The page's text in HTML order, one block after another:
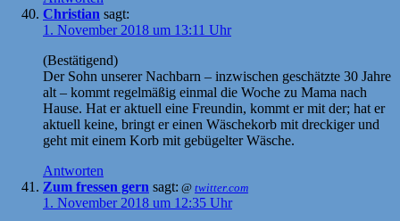
Christian sagt:
1. November 2018 um 13:11 Uhr
(Bestätigend)
Der Sohn unserer Nachbarn – inzwischen geschätzte 30 Jahre
alt – kommt regelmäßig einmal die Woche zu Mama nach
Hause. Hat er aktuell eine Freundin, kommt er mit der; hat er
aktuell keine, bringt er einen Wäschekorb mit dreckiger und
geht mit einem Korb mit gebügelter Wäsche.
Antworten
Zum fressen gern sagt: @ twitter.com
1. November 2018 um 12:35 Uhr